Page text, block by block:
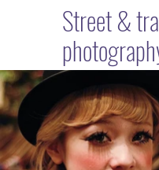
Street &